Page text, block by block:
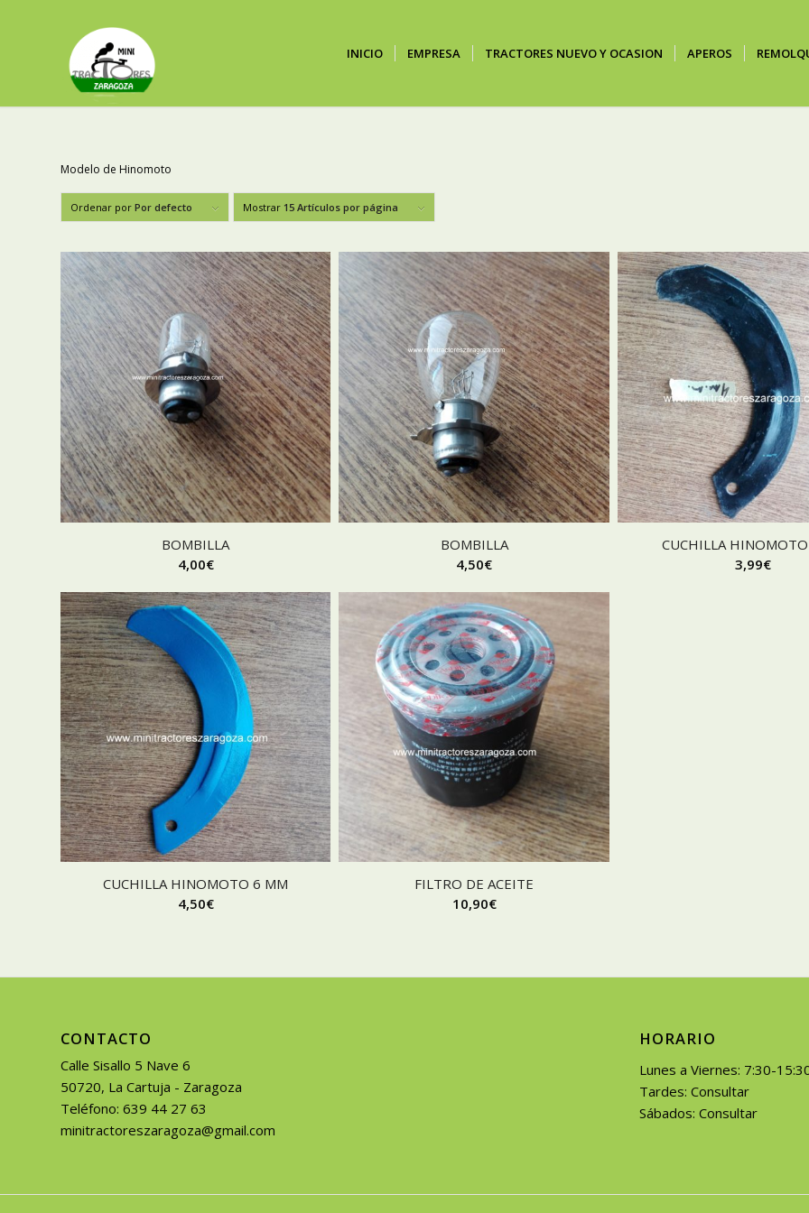
INICIO EMPRESA TRACTORES NUEVO Y OCASION APEROS
Modelo de Hinomoto
Ordenar por Por defecto Mostrar 15 Artículos por página
BOMBILLA
4,00€
BOMBILLA
4,50€
CUCHILLA
3,99€
CUCHILLA HINOMOTO 6 MM
4,50€
FILTRO DE ACEITE
10,90€
CONTACTO
Calle Sisallo 5 Nave 6
50720, La Cartuja - Zaragoza
Teléfono: 639 44 27 63
minitractoreszaragoza@gmail.com
HORARIO
Lunes a Viernes: 7:30-
Tardes: Consultar
Sábados: Consultar